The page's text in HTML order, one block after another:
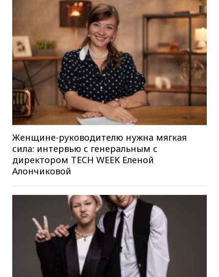
Женщине-руководителю нужна мягкая
сила: интервью c генеральным c
директором TECH WEEK Еленой
Алончиковой